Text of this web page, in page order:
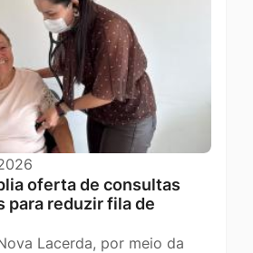
oferta de consultas
para reduzir fila de
Lacerda, por meio da